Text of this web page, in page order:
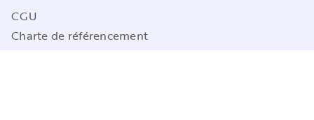
CGU
Charte de référencement